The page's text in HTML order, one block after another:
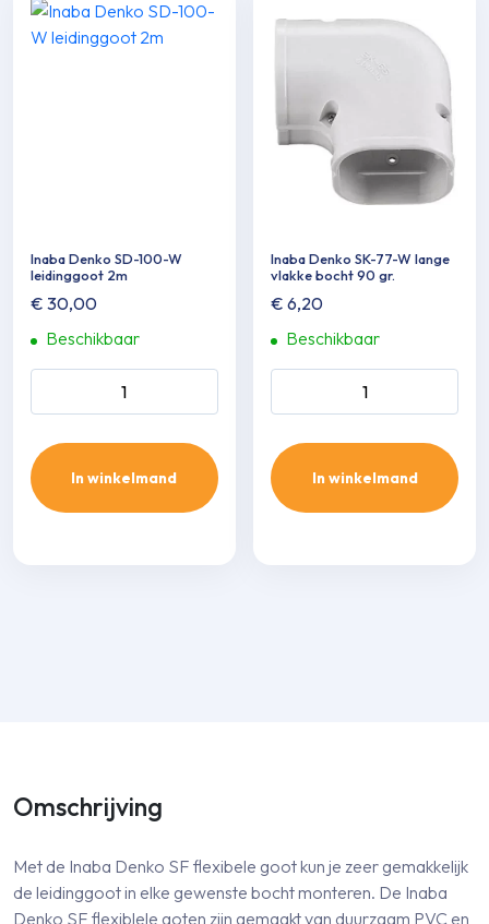
Inaba Denko SD-100-W
leidinggoot 2m
€ 30,00
Beschikbaar
Inaba Denko SD-100-W
leidinggoot 2m aantal
In winkelmand
Inaba Denko SK-77-W lange
vlakke bocht 90 gr.
€ 6,20
Beschikbaar
Inaba Denko SK-77-W lange
vlakke bocht 90 gr. aantal
In winkelmand
Omschrijving
Met de Inaba Denko SF flexibele goot kun je zeer gemakkelijk
de leidinggoot in elke gewenste bocht monteren. De Inaba
Denko SF flexiblele goten zijn gemaakt van duurzaam PVC en